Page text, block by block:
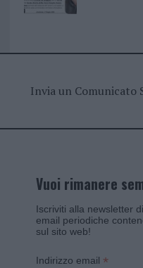
Invia un Comunicato
Vuoi rimanere
Iscriviti alla newsletter
email periodiche
sul sito web!
Indirizzo email *